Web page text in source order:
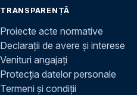
TRANSPARENȚĂ
Proiecte acte normative
Declarații de avere și interese
Venituri angajați
Protecția datelor personale
Termeni și condiții